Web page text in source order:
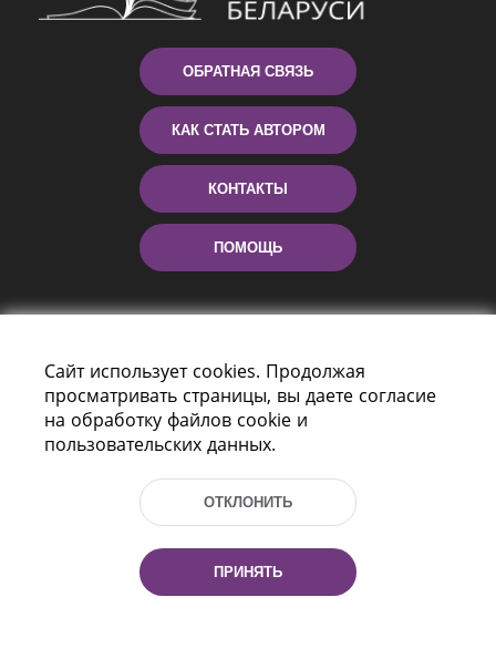
ОБРАТНАЯ СВЯЗЬ
КАК СТАТЬ АВТОРОМ
КОНТАКТЫ
ПОМОЩЬ
Пр-т Независимости 116
г. Минск, Республика Беларусь, 220114
Тел.: (+375 17) 368 37 37, Факс: (+375 17)
Эл. почта: inbox@nlb.by
Сайт использует cookies. Продолжая
просматривать страницы, вы даете согласие
на обработку файлов cookie и
пользовательских данных.
ОТКЛОНИТЬ
ПРИНЯТЬ